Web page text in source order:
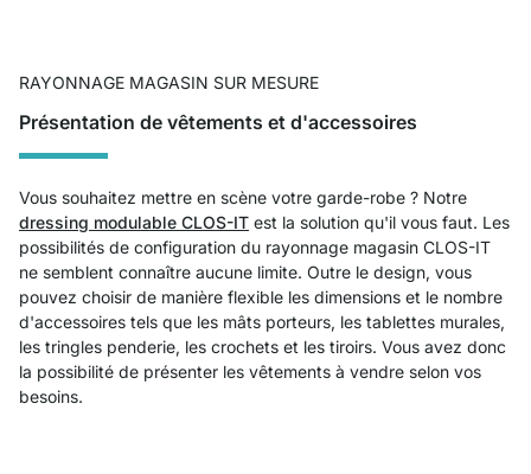
RAYONNAGE MAGASIN SUR MESURE
Présentation de vêtements et d'accessoires
Vous souhaitez mettre en scène votre garde-robe ? Notre
dressing modulable CLOS-IT est la solution qu'il vous faut. Les
possibilités de configuration du rayonnage magasin CLOS-IT
ne semblent connaître aucune limite. Outre le design, vous
pouvez choisir de manière flexible les dimensions et le nombre
d'accessoires tels que les mâts porteurs, les tablettes murales,
les tringles penderie, les crochets et les tiroirs. Vous avez donc
la possibilité de présenter les vêtements à vendre selon vos
besoins.